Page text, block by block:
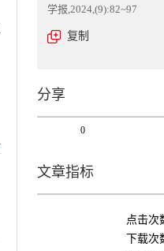
学报,2024,(9):82~97
复制
分享
0
文章指标
点击次
下载次